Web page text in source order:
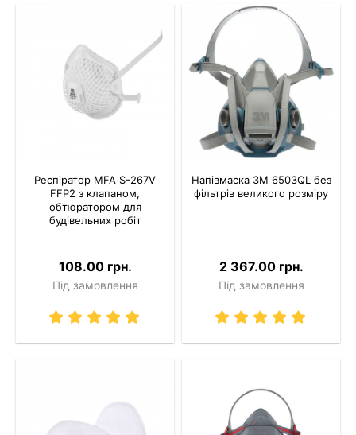
Респіратор MFA S-267V
FFP2 з клапаном,
обтюратором для
будівельних робіт
108.00 грн.
Під замовлення
Напівмаска 3M 6503QL без
фільтрів великого розміру
2 367.00 грн.
Під замовлення